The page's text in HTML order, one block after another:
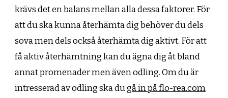
krävs det en balans mellan alla dessa faktorer. För
att du ska kunna återhämta dig behöver du dels
sova men dels också återhämta dig aktivt. För att
få aktiv återhämtning kan du ägna dig åt bland
annat promenader men även odling. Om du är
intresserad av odling ska dugå in på flo-rea.com